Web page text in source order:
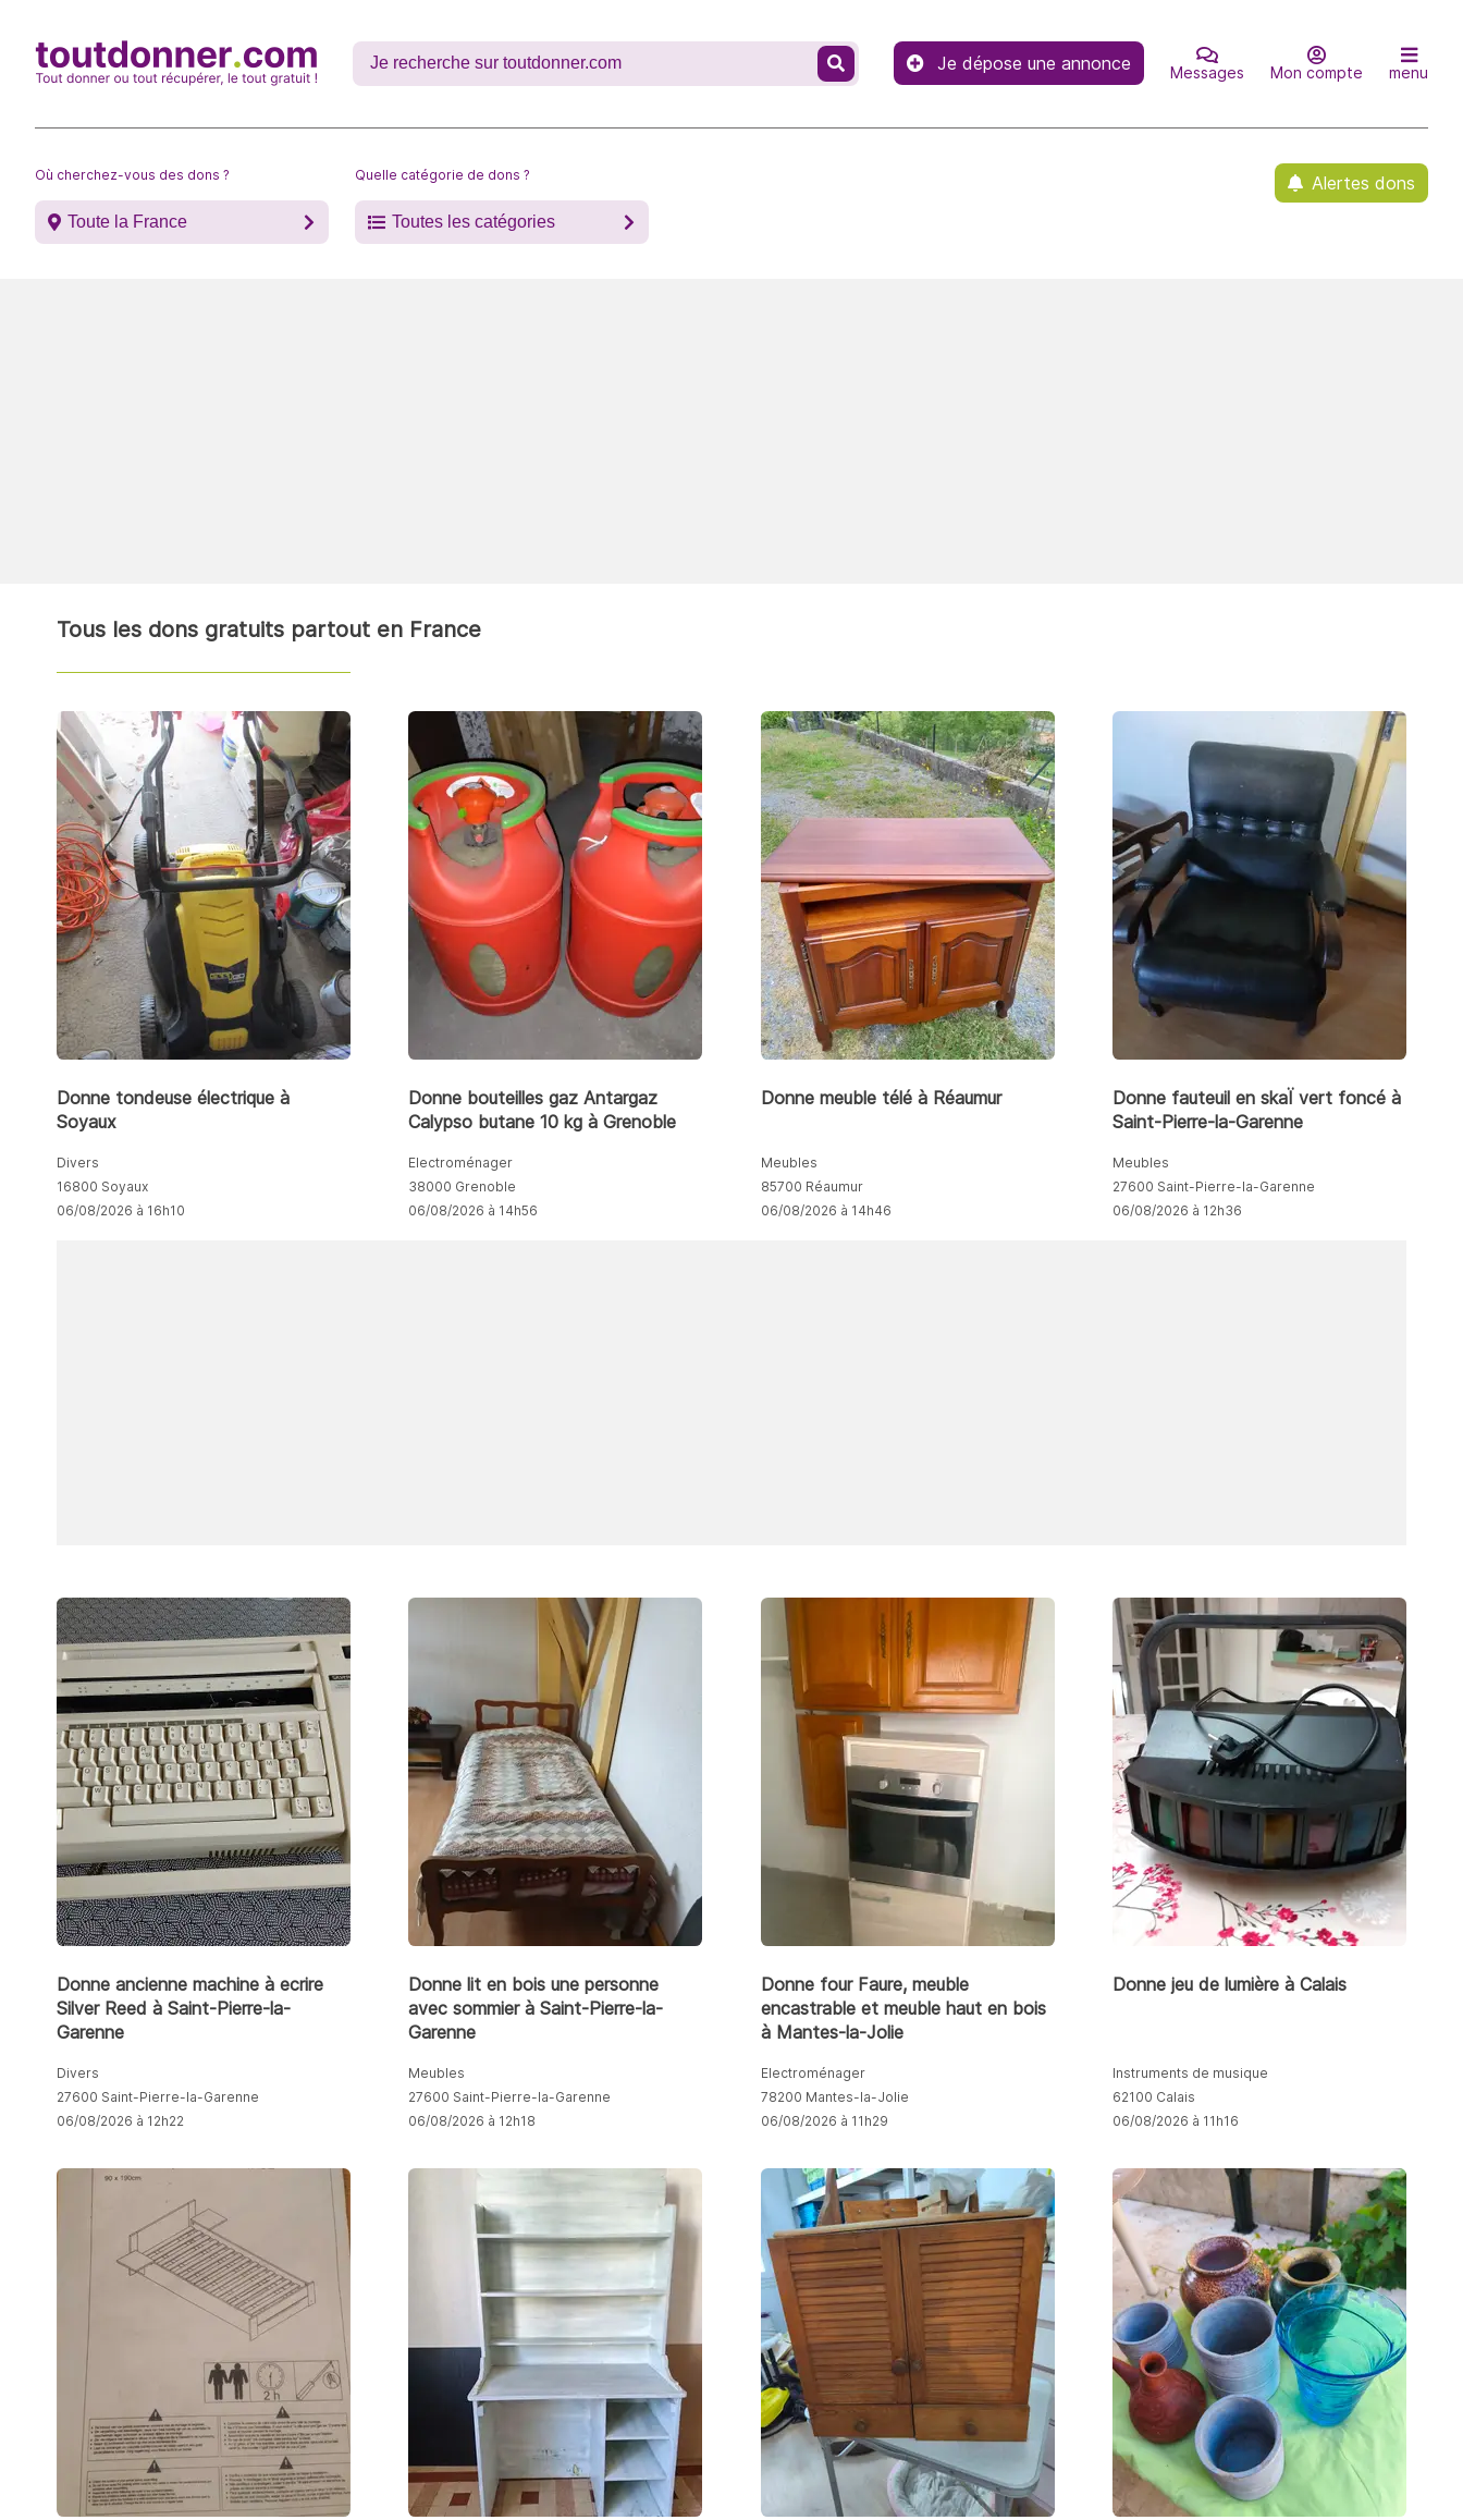
Je dépose une annonce Messages Mon compte menu
Où cherchez-vous des dons ?
Toute la France
Quelle catégorie de dons ?
Toutes les catégories
Alertes dons
Tous les dons gratuits partout en France
Donne tondeuse électrique à
Soyaux
Divers
16800 Soyaux
06/08/2026 à 16h10
Donne bouteilles gaz Antargaz
Calypso butane 10 kg à Grenoble
Electroménager
38000 Grenoble
06/08/2026 à 14h56
Donne meuble télé à Réaumur
Meubles
85700 Réaumur
06/08/2026 à 14h46
Donne fauteuil en skaÏ vert foncé à
Saint-Pierre-la-Garenne
Meubles
27600 Saint-Pierre-la-Garenne
06/08/2026 à 12h36
Donne ancienne machine à ecrire
Silver Reed à Saint-Pierre-la-
Garenne
Divers
27600 Saint-Pierre-la-Garenne
06/08/2026 à 12h22
Donne lit en bois une personne
avec sommier à Saint-Pierre-la-
Garenne
Meubles
27600 Saint-Pierre-la-Garenne
06/08/2026 à 12h18
Donne four Faure, meuble
encastrable et meuble haut en bois
à Mantes-la-Jolie
Electroménager
78200 Mantes-la-Jolie
06/08/2026 à 11h29
Donne jeu de lumière à Calais
Instruments de musique
62100 Calais
06/08/2026 à 11h16